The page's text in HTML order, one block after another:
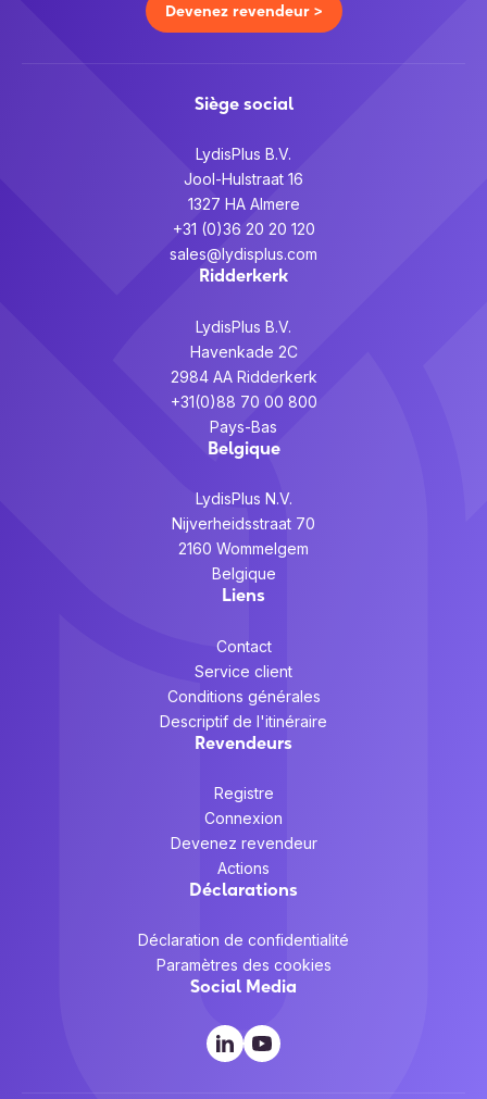
Devenez revendeur >
Siège social
LydisPlus B.V.
Jool-Hulstraat 16
1327 HA Almere
+31 (0)36 20 20 120
sales@lydisplus.com
Ridderkerk
LydisPlus B.V.
Havenkade 2C
2984 AA Ridderkerk
+31(0)88 70 00 800
Pays-Bas
Belgique
LydisPlus N.V.
Nijverheidsstraat 70
2160 Wommelgem
Belgique
Liens
Contact
Service client
Conditions générales
Descriptif de l'itinéraire
Revendeurs
Registre
Connexion
Devenez revendeur
Actions
Déclarations
Déclaration de confidentialité
Paramètres des cookies
Social Media